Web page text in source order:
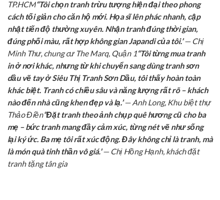
TP.HCM“Tôi chọn tranh trừu tượng hiện đại theo phong
cách tối giản cho căn hộ mới. Họa sĩ lên phác nhanh, cập
nhật tiến độ thường xuyên. Nhận tranh đúng thời gian,
đúng phối màu, rất hợp không gian Japandi của tôi.”— Chị
Minh Thư, chung cư The Marq, Quận 1“Tôi từng mua tranh
in ở nơi khác, nhưng từ khi chuyển sang dùng tranh sơn
dầu vẽ tay ở Siêu Thị Tranh Sơn Dầu, tôi thấy hoàn toàn
khác biệt. Tranh có chiều sâu và năng lượng rất rõ – khách
nào đến nhà cũng khen đẹp và lạ.”— Anh Long, Khu biệt thự
Thảo Điền“Đặt tranh theo ảnh chụp quê hương cũ cho ba
mẹ – bức tranh mang đầy cảm xúc, từng nét vẽ như sống
lại ký ức. Ba mẹ tôi rất xúc động. Đây không chỉ là tranh, mà
là món quà tinh thần vô giá.”— Chị Hồng Hạnh, khách đặt
tranh tặng tân gia